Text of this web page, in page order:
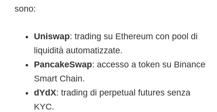
sono:
Uniswap: trading su Ethereum con pool di
liquidità automatizzate.
PancakeSwap: accesso a token su Binance
Smart Chain.
dYdX: trading di perpetual futures senza
KYC.